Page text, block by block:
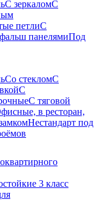
С зеркаломС
петлиС
панелямиПод
Со стекломС
С
С тяговой
в ресторан,
Нестандарт под
3 класс